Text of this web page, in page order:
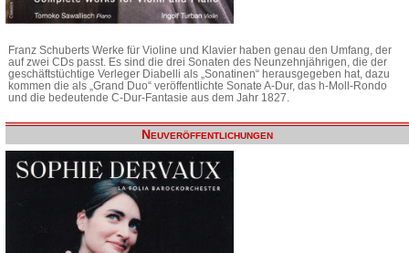
Franz Schuberts Werke für Violine und Klavier haben genau den Umfang, der
auf zwei CDs passt. Es sind die drei Sonaten des Neunzehnjährigen, die der
geschäftstüchtige Verleger Diabelli als „Sonatinen“ herausgegeben hat, dazu
kommen die als „Grand Duo“ veröffentlichte Sonate A-Dur, das h-Moll-Rondo
und die bedeutende C-Dur-Fantasie aus dem Jahr 1827.
Neuveröffentlichungen